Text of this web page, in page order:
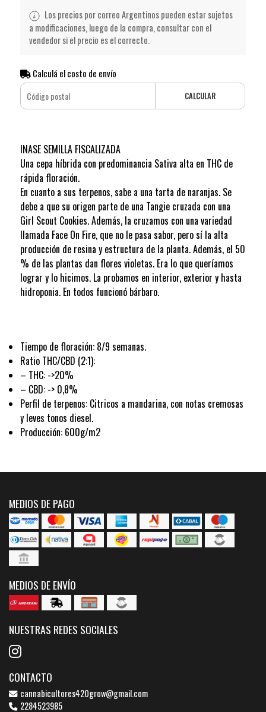
Los precios por correo Argentinos pueden estar sujetos
a modificaciones, luego de la compra, consultar con el
vendedor si el precio es el correcto.
Calculá el costo de envío
CALCULAR
INASE SEMILLA FISCALIZADA
Una cepa híbrida con predominancia Sativa alta en THC de
rápida floración.
En cuanto a sus terpenos, sabe a una tarta de naranjas. Se
debe a que su origen parte de una Tangie cruzada con una
Girl Scout Cookies. Además, la cruzamos con una variedad
llamada Face On Fire, que no le pasa sabor, pero sí la alta
producción de resina y estructura de la planta. Además, el 50
% de las plantas dan flores violetas. Era lo que queríamos
lograr y lo hicimos. La probamos en interior, exterior y hasta
hidroponia. En todos funcionó bárbaro.
Tiempo de floración: 8/9 semanas.
Ratio THC/CBD (2:1):
– THC: ->20%
– CBD: -> 0,8%
Perfil de terpenos: Citricos a mandarina, con notas cremosas
y leves tonos diesel.
Producción: 600g/m2
MEDIOS DE PAGO
MEDIOS DE ENVÍO
NUESTRAS REDES SOCIALES
CONTACTO
cannabicultores420grow@gmail.com
2284523985